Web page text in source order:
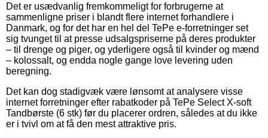
Det er usædvanlig fremkommeligt for forbrugerne at
sammenligne priser i blandt flere internet forhandlere i
Danmark, og for det har en hel del TePe e-forretninger set
sig tvunget til at presse udsalgspriserne på deres produkter
– til drenge og piger, og yderligere også til kvinder og mænd
– kolossalt, og endda nogle gange love levering uden
beregning.
Det kan dog stadigvæk være lønsomt at analysere visse
internet forretninger efter rabatkoder på TePe Select X-soft
Tandbørste (6 stk) før du placerer ordren, således at du ikke
er i tvivl om at få den mest attraktive pris.